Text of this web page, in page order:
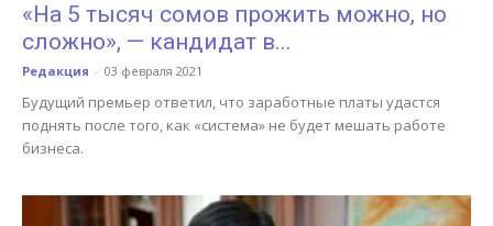
«На 5 тысяч сомов прожить можно, но
сложно», — кандидат в...
Редакция - 03 февраля 2021
Будущий премьер ответил, что заработные платы удастся
поднять после того, как «система» не будет мешать работе
бизнеса.